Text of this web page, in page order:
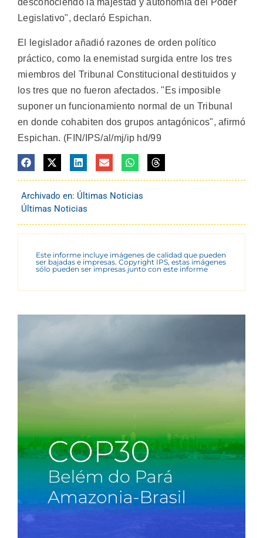
desconociendo la majestad y autonomía del Poder
Legislativo", declaró Espichan.
El legislador añadió razones de orden político
práctico, como la enemistad surgida entre los tres
miembros del Tribunal Constitucional destituidos y
los tres que no fueron afectados. "Es imposible
suponer un funcionamiento normal de un Tribunal
en donde cohabiten dos grupos antagónicos", afirmó
Espichan. (FIN/IPS/al/mj/ip hd/99
Archivado en: Últimas Noticias
Últimas Noticias
Este informe incluye imágenes de calidad que pueden
ser bajadas e impresas. Copyright IPS, estas imágenes
sólo pueden ser impresas junto con este informe